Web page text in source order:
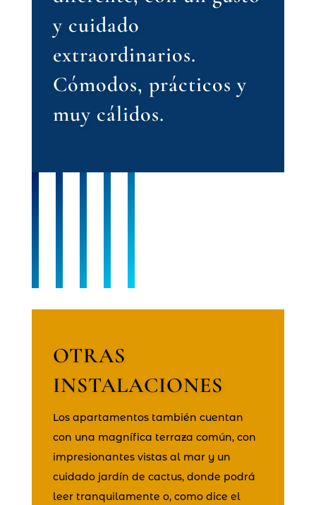
y cuidado
extraordinarios.
Cómodos, prácticos y
muy cálidos.
OTRAS
INSTALACIONES
Los apartamentos también cuentan
con una magnífica terraza común, con
impresionantes vistas al mar y un
cuidado jardín de cactus, donde podrá
leer tranquilamente o, como dice el